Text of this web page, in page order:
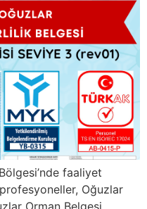
faaliyet
Oğuzlar
Orman Belgesi